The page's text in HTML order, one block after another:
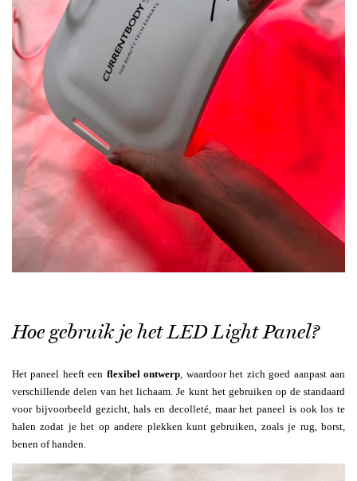
Hoe gebruik je het LED Light Panel?
Het paneel heeft een flexibel ontwerp, waardoor het zich goed aanpast aan
verschillende delen van het lichaam. Je kunt het gebruiken op de standaard
voor bijvoorbeeld gezicht, hals en decolleté, maar het paneel is ook los te
halen zodat je het op andere plekken kunt gebruiken, zoals je rug, borst,
benen of handen.